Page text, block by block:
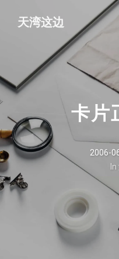
天湾这边
卡片
2006-
In